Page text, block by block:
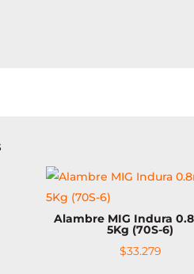
Alambre MIG Indura
5Kg (70S-6)
$33.279